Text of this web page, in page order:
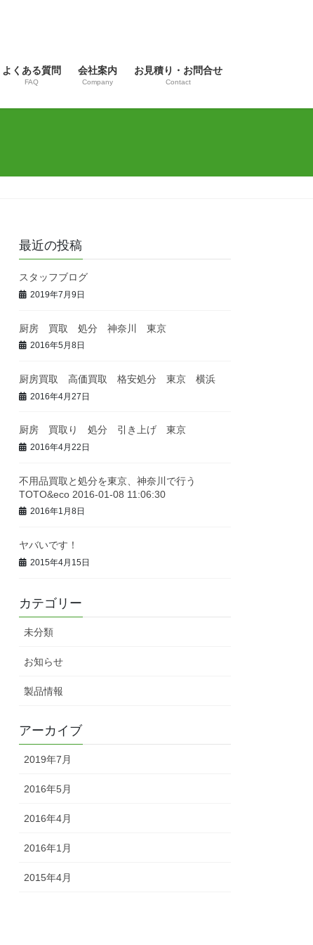
よくある質問
FAQ
会社案内
Company
お見積り・お問合せ
Contact
最近の投稿
スタッフブログ
2019年7月9日
厨房 買取 処分 神奈川 東京
2016年5月8日
厨房買取 高価買取 格安処分 東京 横浜
2016年4月27日
厨房 買取り 処分 引き上げ 東京
2016年4月22日
不用品買取と処分を東京、神奈川で行う
TOTO&eco 2016-01-08 11:06:30
2016年1月8日
ヤバいです！
2015年4月15日
カテゴリー
未分類
お知らせ
製品情報
アーカイブ
2019年7月
2016年5月
2016年4月
2016年1月
2015年4月